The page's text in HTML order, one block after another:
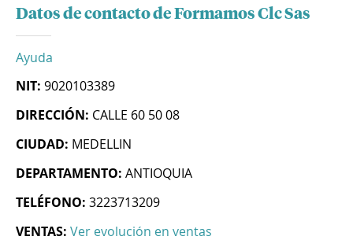
Datos de contacto de Formamos Clc Sas
Ayuda
NIT: 9020103389
DIRECCIÓN: CALLE 60 50 08
CIUDAD: MEDELLIN
DEPARTAMENTO: ANTIOQUIA
TELÉFONO: 3223713209
VENTAS: Ver evolución en ventas